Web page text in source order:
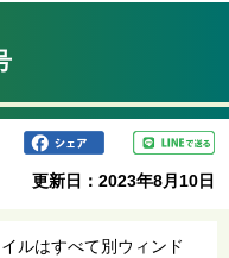
更新日：2023年8月10日
ルはすべて別ウィンド